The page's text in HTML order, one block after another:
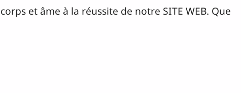
et âme à la réussite de notre SITE WEB. Que